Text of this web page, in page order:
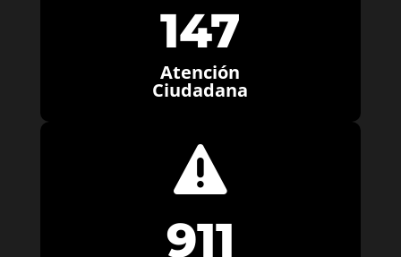
147
Atención
Ciudadana

911